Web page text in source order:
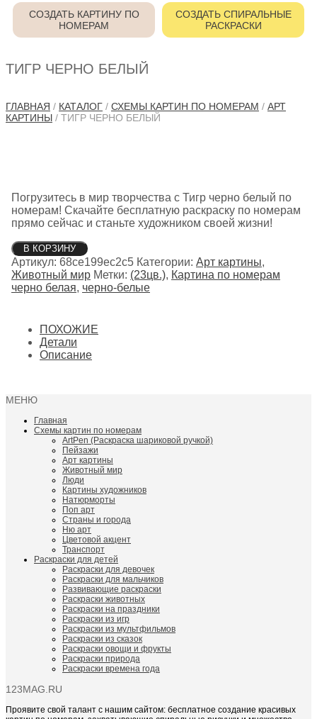
СОЗДАТЬ КАРТИНУ ПО
НОМЕРАМ
СОЗДАТЬ СПИРАЛЬНЫЕ
РАСКРАСКИ
ТИГР ЧЕРНО БЕЛЫЙ
ГЛАВНАЯ / КАТАЛОГ / СХЕМЫ КАРТИН ПО НОМЕРАМ / АРТ
КАРТИНЫ / ТИГР ЧЕРНО БЕЛЫЙ
Погрузитесь в мир творчества с Тигр черно белый по
номерам! Скачайте бесплатную раскраску по номерам
прямо сейчас и станьте художником своей жизни!
Количество
товара
Тигр
черно
белый
В КОРЗИНУ
Артикул: 68ce199ec2c5 Категории: Арт картины,
Животный мир Метки: (23цв.), Картина по номерам
черно белая, черно-белые
ПОХОЖИЕ
Детали
Описание
МЕНЮ
Главная
Схемы картин по номерам
ArtPen (Раскраска шариковой ручкой)
Пейзажи
Арт картины
Животный мир
Люди
Картины художников
Натюрморты
Поп арт
Страны и города
Ню арт
Цветовой акцент
Транспорт
Раскраски для детей
Раскраски для девочек
Раскраски для мальчиков
Развивающие раскраски
Раскраски животных
Раскраски на праздники
Раскраски из игр
Раскраски из мультфильмов
Раскраски из сказок
Раскраски овощи и фрукты
Раскраски природа
Раскраски времена года
123MAG.RU
Проявите свой талант с нашим сайтом: бесплатное создание красивых